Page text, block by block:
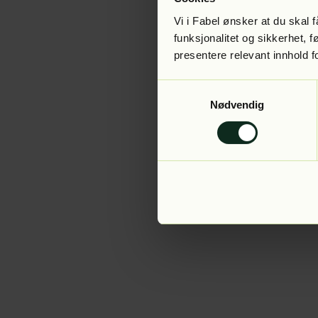
Vi i Fabel ønsker at du skal
funksjonalitet og sikkerhet,
presentere relevant innhold
Nødvendig
Application